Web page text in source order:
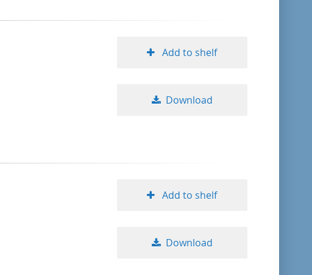
Add to shelf
Download
Add to shelf
Download